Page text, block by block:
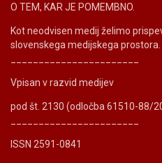
O TEM, KAR JE POMEMBNO.
Kot neodvisen medij želimo
slovenskega medijskega prostora.
Vpisan v razvid medijev
pod št. 2130 (odločba 61510-88/
ISSN 2591-0841